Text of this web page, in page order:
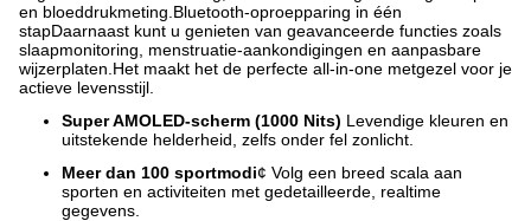
en bloeddrukmeting.Bluetooth-oproepparing in één
stapDaarnaast kunt u genieten van geavanceerde functies zoals
slaapmonitoring, menstruatie-aankondigingen en aanpasbare
wijzerplaten.Het maakt het de perfecte all-in-one metgezel voor je
actieve levensstijl.
Super AMOLED-scherm (1000 Nits) ⁠ Levendige kleuren en
uitstekende helderheid, zelfs onder fel zonlicht.
Meer dan 100 sportmodi¢ Volg een breed scala aan
sporten en activiteiten met gedetailleerde, realtime
gegevens.